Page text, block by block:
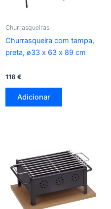
Churrasqueiras
Churrasqueira com tampa,
preta, ø33 x 63 x 89 cm
118 €
Adicionar